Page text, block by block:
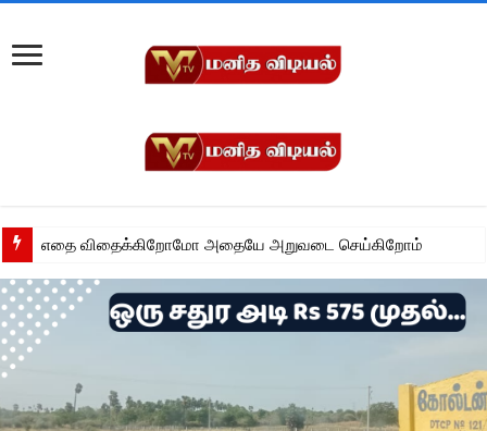
எதை விதைக்கிறோமோ அதையே அறுவடை செய்கிறோம்